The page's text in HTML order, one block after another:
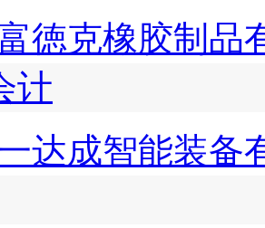
徳克橡胶制品
计
达成智能装备